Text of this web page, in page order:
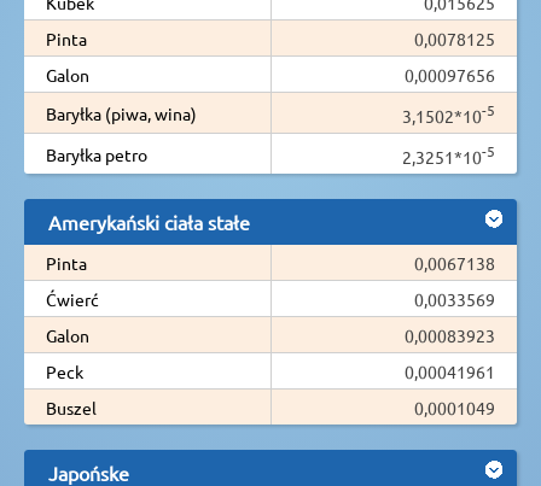
Pinta
0,0078125
Galon
0,00097656
Baryłka (piwa, wina)
3,1502*10-5
Baryłka petro 2,3251*10-5
Amerykański ciała stałe
Pinta
0,0067138
Ćwierć
0,0033569
Galon
0,00083923
Peck
0,00041961
Buszel
0,0001049
Japońske